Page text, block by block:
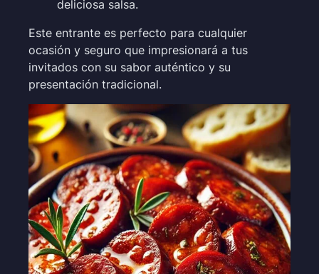
deliciosa salsa.
Este entrante es perfecto para cualquier
ocasión y seguro que impresionará a tus
invitados con su sabor auténtico y su
presentación tradicional.